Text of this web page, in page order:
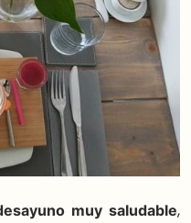
muy saludable,